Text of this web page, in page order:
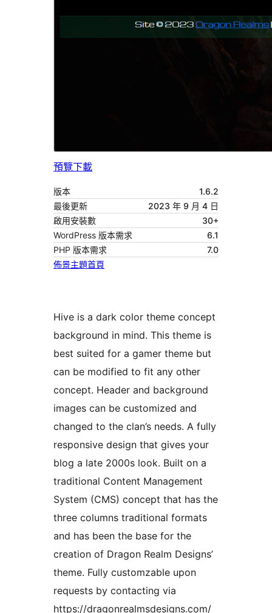
預覽下載
版本
1.6.2
最後更新
2023 年 9 月 4 日
啟用安裝數
30+
WordPress 版本需求
6.1
PHP 版本需求
7.0
佈景主題首頁
Hive is a dark color theme concept
background in mind. This theme is
best suited for a gamer theme but
can be modified to fit any other
concept. Header and background
images can be customized and
changed to the clan’s needs. A fully
responsive design that gives your
blog a late 2000s look. Built on a
traditional Content Management
System (CMS) concept that has the
three columns traditional formats
and has been the base for the
creation of Dragon Realm Designs’
theme. Fully customzable upon
requests by contacting via
https://dragonrealmsdesigns.com/